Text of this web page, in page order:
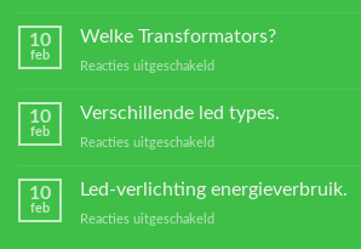
verlichting
10
feb
Welke Transformators?
Reacties uitgeschakeld
Transformators?
10
feb
Verschillende led types.
Reacties uitgeschakeld
10
feb
Led-verlichting energieverbruik.
Reacties uitgeschakeld